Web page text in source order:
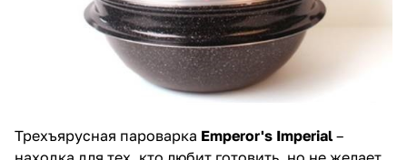
Трехъярусная пароварка Emperor's Imperial –